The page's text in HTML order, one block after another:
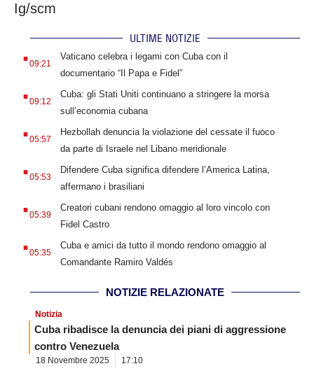
Ig/scm
ULTIME NOTIZIE
.09:21
Vaticano celebra i legami con Cuba con il
documentario “Il Papa e Fidel”
.09:12
Cuba: gli Stati Uniti continuano a stringere la morsa
sull’economia cubana
.05:57
Hezbollah denuncia la violazione del cessate il fuoco
da parte di Israele nel Libano meridionale
.05:53
Difendere Cuba significa difendere l’America Latina,
affermano i brasiliani
.05:39
Creatori cubani rendono omaggio al loro vincolo con
Fidel Castro
.05:35
Cuba e amici da tutto il mondo rendono omaggio al
Comandante Ramiro Valdés
NOTIZIE RELAZIONATE
Notizia
Cuba ribadisce la denuncia dei piani di aggressione
contro Venezuela
18 Novembre 2025 17:10